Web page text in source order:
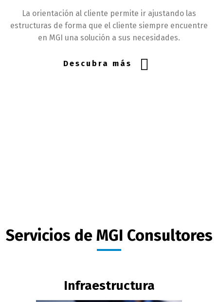
La orientación al cliente permite ir ajustando las
estructuras de forma que el cliente siempre encuentre
en MGI una solución a sus necesidades.
Descubra más
Servicios de MGI Consultores
Infraestructura